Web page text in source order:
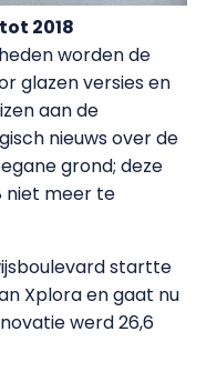
2018
worden de
glazen versies en
aan de
nieuws over de
grond; deze
niet meer te
startte
Xplora en gaat nu
werd 26,6